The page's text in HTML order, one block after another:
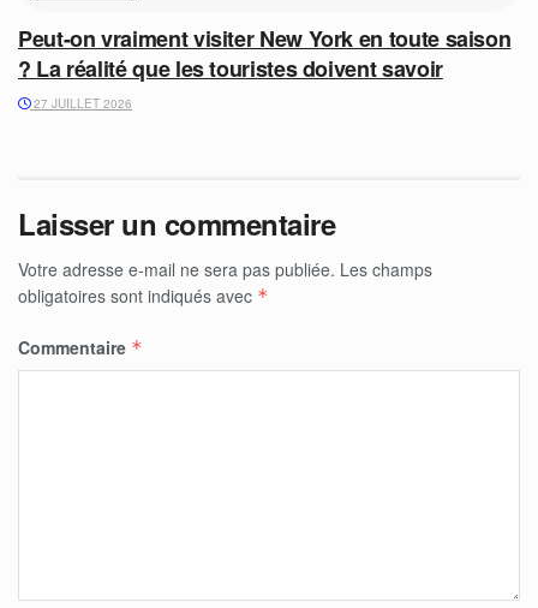
Peut-on vraiment visiter New York en toute saison
? La réalité que les touristes doivent savoir
27 JUILLET 2026
Laisser un commentaire
Votre adresse e-mail ne sera pas publiée. Les champs
obligatoires sont indiqués avec *
Commentaire *